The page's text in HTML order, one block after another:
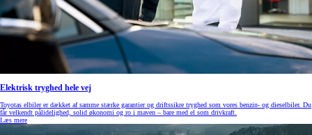
Elektrisk tryghed hele vej
Toyotas elbiler er dækket af samme stærke garantier og driftssikre tryghed som vores benzin- og dieselbiler. Du
får velkendt pålidelighed, solid økonomi og ro i maven – bare med el som drivkraft.
Læs mere